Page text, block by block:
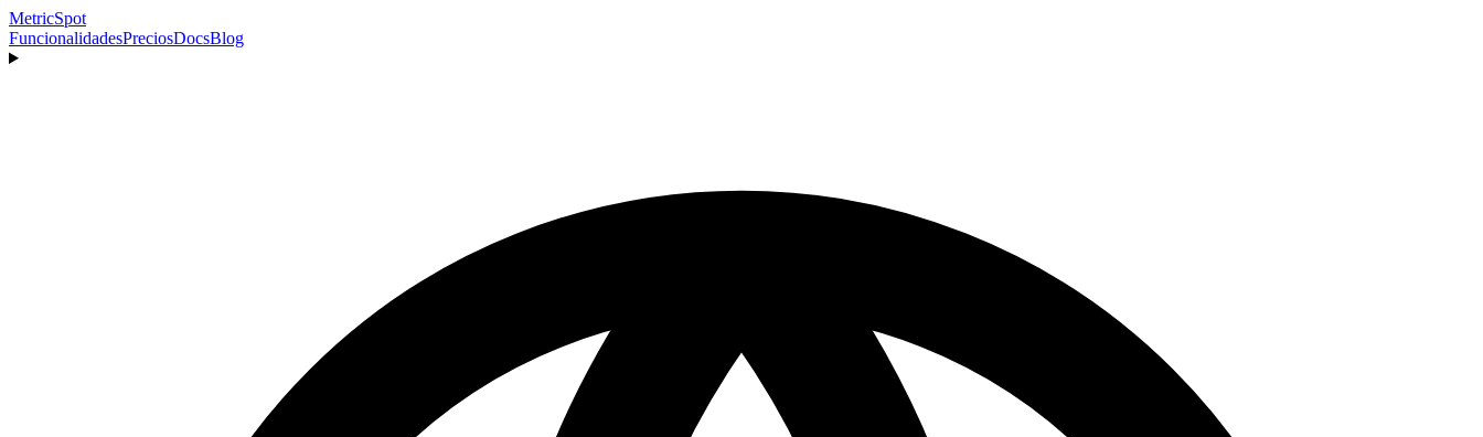
MetricSpot
FuncionalidadesPreciosDocsBlog